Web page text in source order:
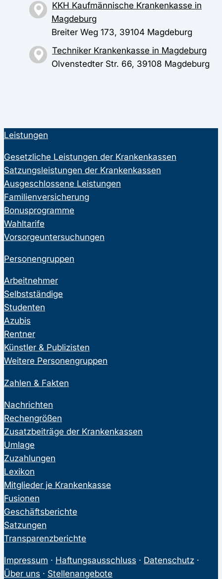
KKH Kaufmännische Krankenkasse in
Magdeburg
Breiter Weg 173, 39104 Magdeburg
Techniker Krankenkasse in Magdeburg
Olvenstedter Str. 66, 39108 Magdeburg
Leistungen
Gesetzliche Leistungen der Krankenkassen
Satzungsleistungen der Krankenkassen
Ausgeschlossene Leistungen
Familienversicherung
Bonusprogramme
Wahltarife
Vorsorgeuntersuchungen
Personengruppen
Arbeitnehmer
Selbstständige
Studenten
Azubis
Rentner
Künstler & Publizisten
Weitere Personengruppen
Zahlen & Fakten
Nachrichten
Rechengrößen
Zusatzbeiträge der Krankenkassen
Umlage
Zuzahlungen
Lexikon
Mitglieder je Krankenkasse
Fusionen
Geschäftsberichte
Satzungen
Transparenzberichte
Impressum · Haftungsausschluss · Datenschutz ·
Über uns · Stellenangebote